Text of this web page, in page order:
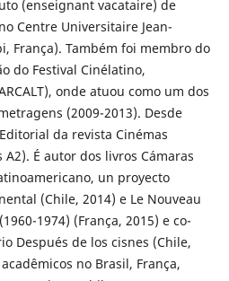
(enseignant vacataire) de
Centre Universitaire Jean-
França). Também foi membro do
do Festival Cinélatino,
onde atuou como um dos
(2009-2013). Desde
da revista Cinémas
É autor dos livros Cámaras
un proyecto
(Chile, 2014) e Le Nouveau
1974) (França, 2015) e co-
Después de los cisnes (Chile,
no Brasil, França,